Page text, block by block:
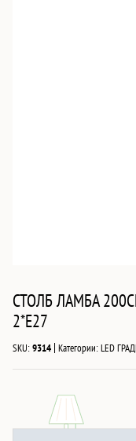
СТОЛБ ЛАМБА
2*E27
SKU:9314 | Категории:LED